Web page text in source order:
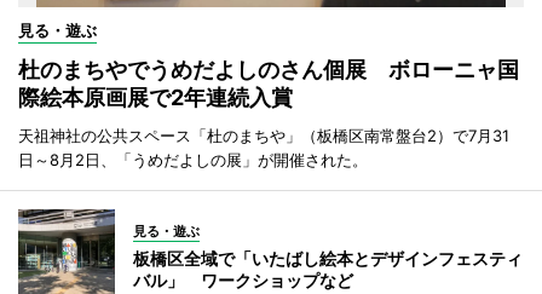
見る・遊ぶ
杜のまちやでうめだよしのさん個展 ボローニャ国
際絵本原画展で2年連続入賞
天祖神社の公共スペース「杜のまちや」（板橋区南常盤台2）で7月31
日～8月2日、「うめだよしの展」が開催された。
見る・遊ぶ
板橋区全域で「いたばし絵本とデザインフェスティ
バル」 ワークショップなど